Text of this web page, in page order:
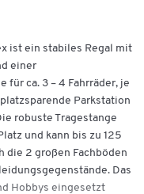
ist ein stabiles Regal mit
einer
für ca. 3 – 4 Fahrräder, je
Parkstation
robuste Tragestange
und kann bis zu 125
die 2 großen Fachböden
Das
Hobbys eingesetzt